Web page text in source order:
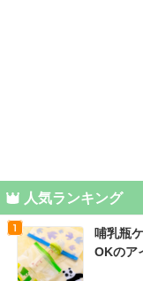
人気ランキング
哺乳瓶
OKのア